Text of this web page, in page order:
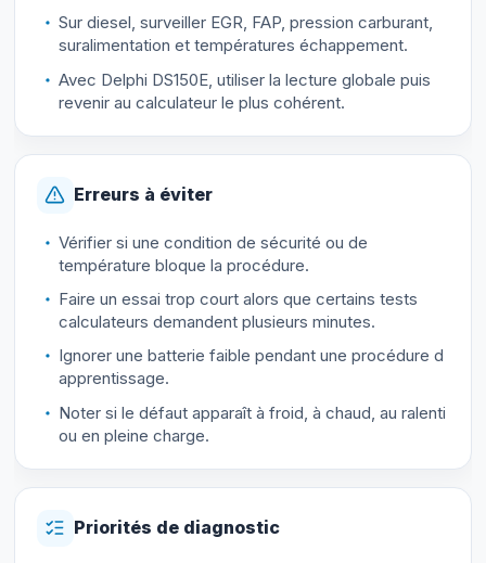
Sur diesel, surveiller EGR, FAP, pression carburant,
suralimentation et températures échappement.
Avec Delphi DS150E, utiliser la lecture globale puis
revenir au calculateur le plus cohérent.
Erreurs à éviter
Vérifier si une condition de sécurité ou de
température bloque la procédure.
Faire un essai trop court alors que certains tests
calculateurs demandent plusieurs minutes.
Ignorer une batterie faible pendant une procédure d
apprentissage.
Noter si le défaut apparaît à froid, à chaud, au ralenti
ou en pleine charge.
Priorités de diagnostic